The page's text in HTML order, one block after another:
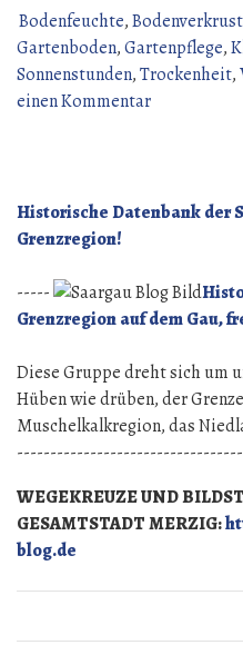
Bodenfeuchte,
Gartenboden,Gartenpflege,
Sonnenstunden,Trockenheit,
einen Kommentarzu
Historische Datenbank der
Grenzregion!
-----
Grenzregion auf dem Gau,
Diese Gruppe dreht sich um
Hüben wie drüben, der
Muschelkalkregion, das
WEGEKREUZE UND
GESAMTSTADT MERZIG:
blog.de